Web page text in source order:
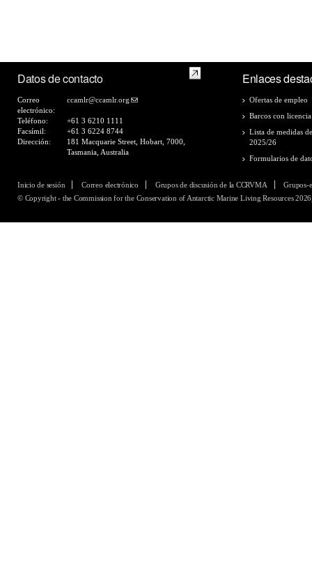
Datos de contacto
Correo
electrónico:
ccamlr@ccamlr.org
Teléfono:
+61 3 6210 1111
Facsímil:
+61 3 6224 8744
Dirección:
181 Macquarie Street, Hobart, 7000,
Tasmania, Australia
Enlaces
Ofertas de empleo
Barcos con
Lista de medidas
2025/26
Formularios de
Inicio de sesión Correo electrónico Grupos de discusión de la CCRVMA
Grupos-
© Copyright - the Commission for the Conservation of Antarctic Marine Living Resources